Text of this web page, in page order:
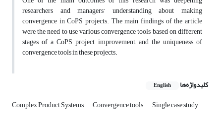
researchers and managers’ understanding about making
convergence in CoPS projects. The main findings of the article
were the need to use various convergence tools based on different
stages of a CoPS project improvement, and the uniqueness of
convergence tools in these projects.
کلیدواژه‌ها English
Complex Product Systems Convergence tools Single case study